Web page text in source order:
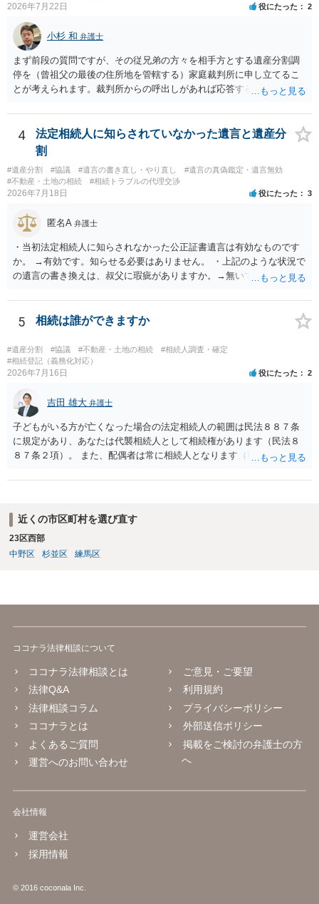
2026年7月22日 役にたった 2
小杉 和 弁護士
まず前段の質問ですが、その従兄弟の方々を相手方とする遺産分割調
停を（曾祖父の最後の住所地を管轄する）家庭裁判所に申し立てるこ
とが考えられます。裁判所からの呼出しがあれば応答する可能性がま
能と思われます。時間が思った以上にないので必要書類をてきぱきと
揃える必要があります。その点是非御注意ください。
4
法定相続人に知らされていなかった遺言と遺産分
割
#遺産分割 #協議 #遺言の書き直し・やり直し
#遺言の真偽鑑定・遺言無効
#不動産・土地の相続
#相続トラブルの代理交渉
2026年7月18日 役にたった 3
匿名A 弁護士
・当初法定相続人に知らされなかった公正証書遺言は有効なものです
か。 →有効です。知らせる必要はありません。 ・上記のような状況で
の遺言の書き換えは、叔父に瑕疵がありますか。→無いです。 ・分割
ますか。 →本人が自由に決められますので、どこが妥当とは言えない
です。客観的な基準もありません。 ・できれば穏やかに、分割を拒否
ないということでしょうか。遺言で、受取を指定されててもいらない
と拒否することはできます。理由を説明する必要はありません。
5 相続は誰ができますか
#遺産分割 #協議 #不動産・土地の相続
#相続人調査・確定
#相続登記（義務化対応）
2026年7月16日 役にたった 2
吉田 雄大 弁護士
子どもがいる方が亡くなった場合の法定相続人の範囲は民法８８７条
に規定があり、あなたは代襲相続人として相続権があります（民法８
８７条２項）。 また、配偶者は常に相続人となります（民法８９０
も相続権があります。つまり、孫５人に加えて「おじ又はおば」にも
近くの市区町村を選び直す
23区西部
中野区
杉並区 練馬区
ココナラ法律相談について
ココナラ法律相談とは
法律Q&A
法律相談コラム
ココナラとは
よくあるご質問
運営へのお問い合わせ
ご意見・ご要望
利用規約
プライバシーポリシー
外部送信ポリシー
掲載をご検討の弁護士の方
へ
会社情報
運営会社
採用情報
© 2016 coconala Inc.